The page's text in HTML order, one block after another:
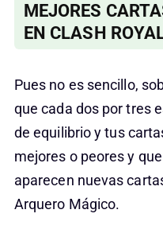
MEJORES
EN CLASH
Pues no es sencillo,
que cada dos por tres
de equilibrio y tus
mejores o peores y
aparecen nuevas
Arquero Mágico.